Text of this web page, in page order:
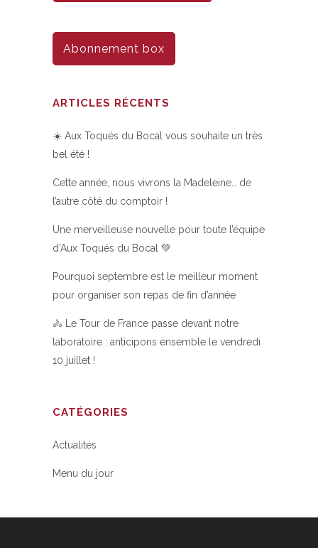
Abonnement box
ARTICLES RÉCENTS
☀️ Aux Toqués du Bocal vous souhaite un très
bel été !
Cette année, nous vivrons la Madeleine… de
l’autre côté du comptoir !
Une merveilleuse nouvelle pour toute l’équipe
d’Aux Toqués du Bocal 💚
Pourquoi septembre est le meilleur moment
pour organiser son repas de fin d’année
🚴 Le Tour de France passe devant notre
laboratoire : anticipons ensemble le vendredi
10 juillet !
CATÉGORIES
Actualités
Menu du jour